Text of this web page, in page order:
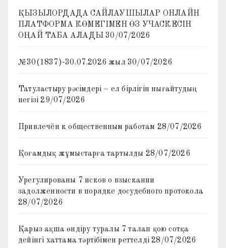
ҚЫЗЫЛОРДАДА САЙЛАУШЫЛАР ОНЛАЙН
ПЛАТФОРМА КӨМЕГІМЕН ӨЗ УЧАСКЕСІН
ОҢАЙ ТАБА АЛАДЫ 30/07/2026
№30(1837)-30.07.2026 жыл 30/07/2026
Татуластыру рәсімдері – ел бірлігін нығайтудың
негізі 29/07/2026
Привлечён к общественным работам 28/07/2026
Қоғамдық жұмыстарға тартылды 28/07/2026
Урегулированы 7 исков о взыскании
задолженности в порядке досудебного протокола
28/07/2026
Қарыз ақша өндіру туралы 7 талап қою сотқа
дейінгі хаттама тәртібімен реттелді 28/07/2026